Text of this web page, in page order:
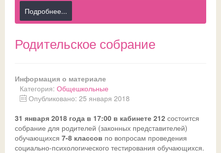
Музей
Дорожная безопасность
Допобразование
Школьный спортклуб
ЦОК - educont.ru
Подробнее...
Родительское собрание
Информация о материале
Категория: Общешкольные
Опубликовано: 25 января 2018
31 января 2018 года в 17:00 в кабинете 212 состоится
собрание для родителей (законных представителей)
обучающихся 7-8 классов по вопросам проведения
социально-психологического тестирования обучающихся.